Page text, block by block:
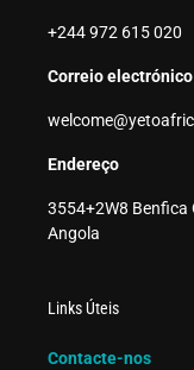
+244 972 615 020
Correio electrónico
Endereço
3554+2W8 Benfica
Angola
Links Úteis
Contacte-nos